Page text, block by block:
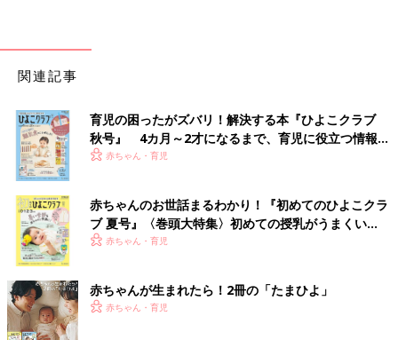
関連記事
育児の困ったがズバリ！解決する本『ひよこクラブ
秋号』 4カ月～2才になるまで、育児に役立つ情報が
いっぱい！
赤ちゃん・育児
赤ちゃんのお世話まるわかり！『初めてのひよこクラ
ブ 夏号』〈巻頭大特集〉初めての授乳がうまくい
く！ おっぱい・ミルクの基本と夏のトラブル 解決テ
赤ちゃん・育児
赤ちゃんが生まれたら！2冊の「たまひよ」
赤ちゃん・育児